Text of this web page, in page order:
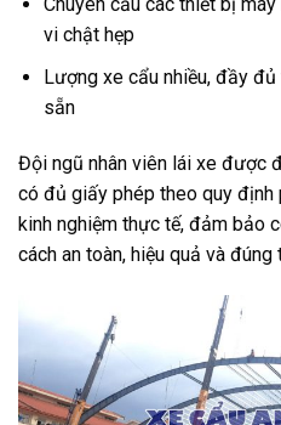
Chuyên cẩu các thiết bị
vi chật hẹp
Lượng xe cẩu nhiều, đầy
sẵn
Đội ngũ nhân viên lái xe được
có đủ giấy phép theo quy định
kinh nghiệm thực tế, đảm bảo
cách an toàn, hiệu quả và đúng